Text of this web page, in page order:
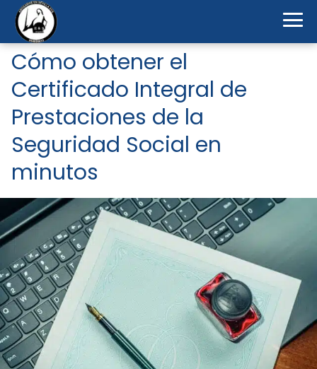
Cómo obtener el
Certificado Integral de
Prestaciones de la
Seguridad Social en
minutos